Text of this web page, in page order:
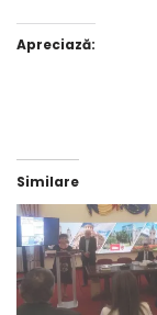
Apreciază:
Similare